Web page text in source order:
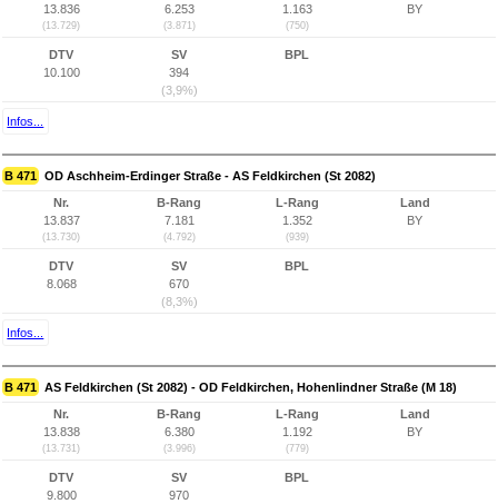
13.836
(13.729)
6.253
(3.871)
1.163
(750)
BY
DTV
10.100
SV
394
(3,9%)
BPL
Infos...
B 471 OD Aschheim-Erdinger Straße - AS Feldkirchen (St 2082)
Nr.
13.837
(13.730)
B-Rang
7.181
(4.792)
L-Rang
1.352
(939)
Land
BY
DTV
8.068
SV
670
(8,3%)
BPL
Infos...
B 471 AS Feldkirchen (St 2082) - OD Feldkirchen, Hohenlindner Straße (M 18)
Nr.
13.838
(13.731)
B-Rang
6.380
(3.996)
L-Rang
1.192
(779)
Land
BY
DTV
9.800
SV
970
BPL